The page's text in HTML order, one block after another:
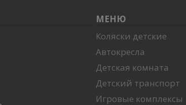
МЕНЮ
Коляски детские
Автокресла
Детская комната
Детский транспорт
Игровые комплексы